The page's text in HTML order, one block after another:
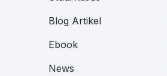
Blog Artikel
Ebook
News